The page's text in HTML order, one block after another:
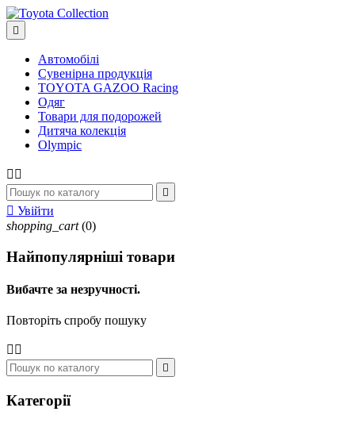

Автомобілі
Сувенірна продукція
TOYOTA GAZOO Racing
Одяг
Товари для подорожей
Дитяча колекція
Olympic
 

 Увійти
shopping_cart (0)
Найпопулярніші товари
Вибачте за незручності.
Повторіть спробу пошуку
 

Категорії